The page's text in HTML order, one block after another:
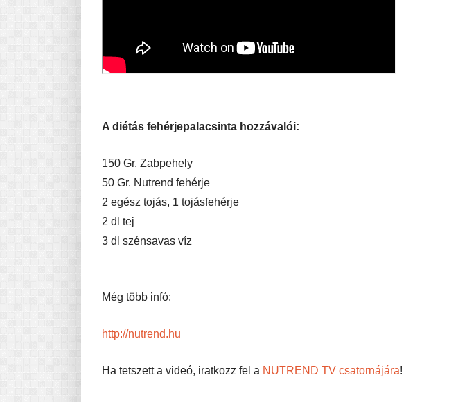
A diétás fehérjepalacsinta hozzávalói:
150 Gr. Zabpehely
50 Gr. Nutrend fehérje
2 egész tojás, 1 tojásfehérje
2 dl tej
3 dl szénsavas víz
Még több infó:
http://nutrend.hu
Ha tetszett a videó, iratkozz fel a NUTREND TV csatornájára!